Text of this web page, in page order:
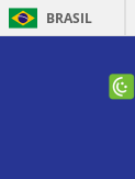
BRASIL